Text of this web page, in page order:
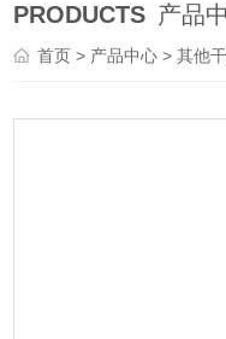
PRODUCTS 产品
首页> 产品中心 >其他